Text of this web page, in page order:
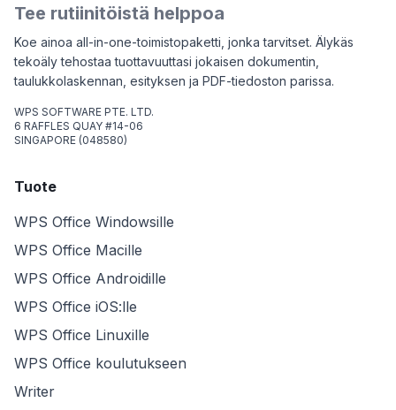
Tee rutiinitöistä helppoa
Koe ainoa all-in-one-toimistopaketti, jonka tarvitset. Älykäs
tekoäly tehostaa tuottavuuttasi jokaisen dokumentin,
taulukkolaskennan, esityksen ja PDF-tiedoston parissa.
WPS SOFTWARE PTE. LTD.
6 RAFFLES QUAY #14-06
SINGAPORE (048580)
Tuote
WPS Office Windowsille
WPS Office Macille
WPS Office Androidille
WPS Office iOS:lle
WPS Office Linuxille
WPS Office koulutukseen
Writer